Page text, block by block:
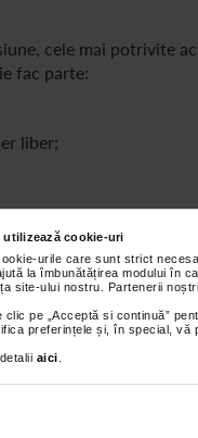
utilizează cookie-uri
urile care sunt strict
la îmbunătățirea modului în
site-ului nostru. Partenerii
clic pe „Acceptă si continuă”
preferințele și, în special, vă
aici
cele mai potrivite
fac parte:
liber;
mici.